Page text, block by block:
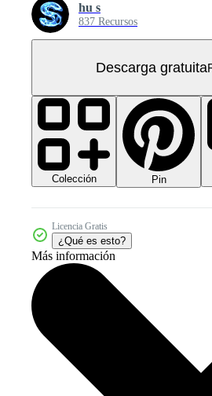
hu s
837 Recursos
Descarga gratuita
Colección Pin
Licencia Gratis
¿Qué es esto?
Más información